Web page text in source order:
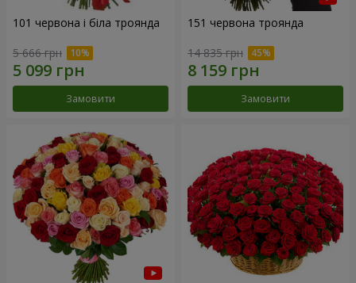
101 червона і біла троянда
5 666 грн
Замовити
151 червона троянда
14 835 грн
Замовити